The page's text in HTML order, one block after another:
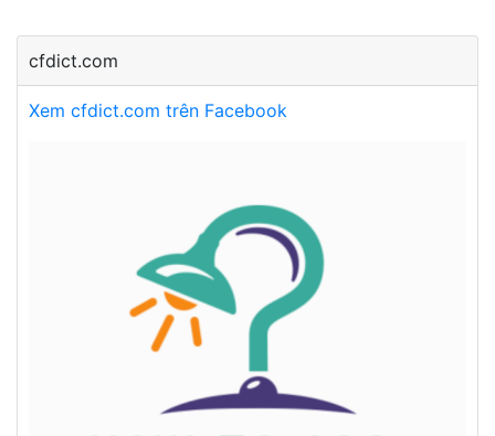
cfdict.com
Xem cfdict.com trên Facebook